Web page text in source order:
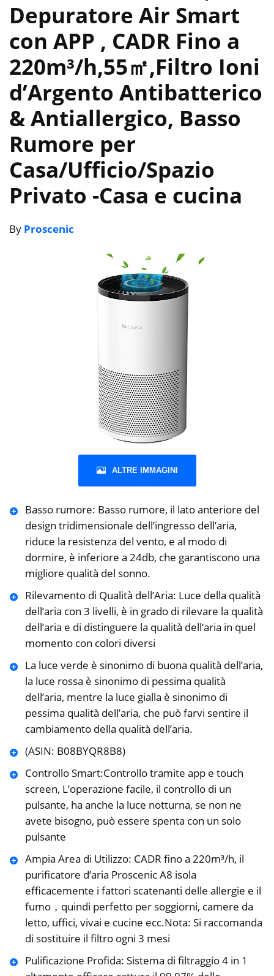
Depuratore Air Smart
con APP , CADR Fino a
220m³/h,55㎡,Filtro Ioni
d’Argento Antibatterico
& Antiallergico, Basso
Rumore per
Casa/Ufficio/Spazio
Privato -Casa e cucina
By Proscenic
ALTRE IMMAGINI
Basso rumore: Basso rumore, il lato anteriore del
design tridimensionale dell’ingresso dell’aria,
riduce la resistenza del vento, e al modo di
dormire, è inferiore a 24db, che garantiscono una
migliore qualità del sonno.
Rilevamento di Qualità dell’Aria: Luce della qualità
dell’aria con 3 livelli, è in grado di rilevare la qualità
dell’aria e di distinguere la qualità dell’aria in quel
momento con colori diversi
La luce verde è sinonimo di buona qualità dell’aria,
la luce rossa è sinonimo di pessima qualità
dell’aria, mentre la luce gialla è sinonimo di
pessima qualità dell’aria, che può farvi sentire il
cambiamento della qualità dell’aria.
(ASIN: B08BYQR8B8)
Controllo Smart:Controllo tramite app e touch
screen, L’operazione facile, il controllo di un
pulsante, ha anche la luce notturna, se non ne
avete bisogno, può essere spenta con un solo
pulsante
Ampia Area di Utilizzo: CADR fino a 220m³/h, il
purificatore d’aria Proscenic A8 isola
efficacemente i fattori scatenanti delle allergie e il
fumo，quindi perfetto per soggiorni, camere da
letto, uffici, vivai e cucine ecc.Nota: Si raccomanda
di sostituire il filtro ogni 3 mesi
Pulificazione Profida: Sistema di filtraggio 4 in 1